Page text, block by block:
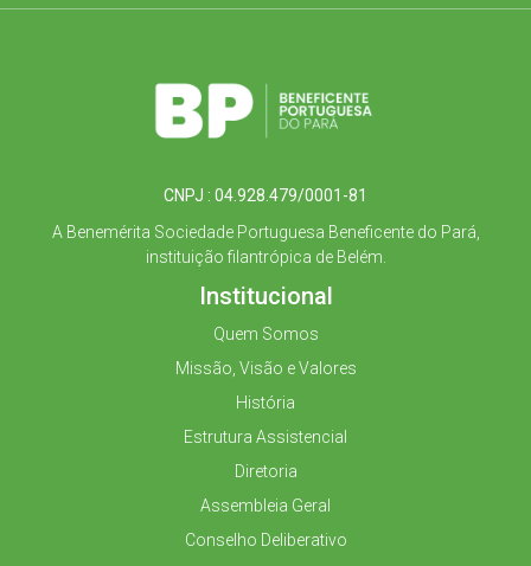
CNPJ : 04.928.479/0001-81
A Benemérita Sociedade Portuguesa Beneficente do Pará,
instituição filantrópica de Belém.
Institucional
Quem Somos
Missão, Visão e Valores
História
Estrutura Assistencial
Diretoria
Assembleia Geral
Conselho Deliberativo